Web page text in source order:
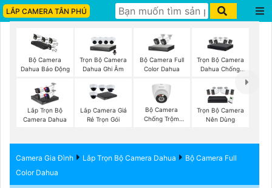
LẮP CAMERA TÂN PHÚ
Bộ Camera
Dahua Báo Động
Trọn Bộ Camera
Dahua Ghi Âm
Bộ Camera Full
Color Dahua
Trọn Bộ Camera
Dahua Chống
Lắp Trọn Bộ
Camera Dahua
Lắp Camera Giá
Rẻ Trọn Gói
Bộ Camera
Chống Trộm
Trọn Bộ Camera
Nên Dùng
Camera Gia Đình Lắp Trọn Bộ Camera Dahua
Bộ Camera Full
Color Dahua